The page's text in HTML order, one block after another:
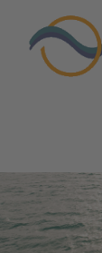
Chi siamo –